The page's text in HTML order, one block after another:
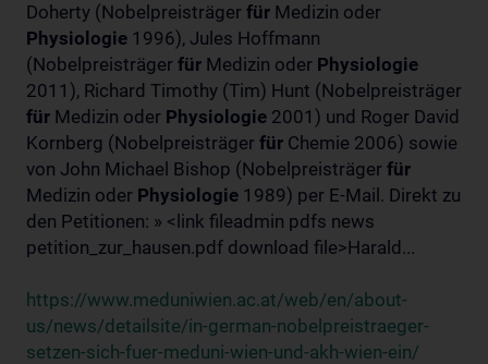
Doherty (Nobelpreisträger für Medizin oder
Physiologie 1996), Jules Hoffmann
(Nobelpreisträger für Medizin oder Physiologie
2011), Richard Timothy (Tim) Hunt (Nobelpreisträger
für Medizin oder Physiologie 2001) und Roger David
Kornberg (Nobelpreisträger für Chemie 2006) sowie
von John Michael Bishop (Nobelpreisträger für
Medizin oder Physiologie 1989) per E-Mail. Direkt zu
den Petitionen: » <link fileadmin pdfs news
petition_zur_hausen.pdf download file>Harald...
https://www.meduniwien.ac.at/web/en/about-
us/news/detailsite/in-german-nobelpreistraeger-
setzen-sich-fuer-meduni-wien-und-akh-wien-ein/